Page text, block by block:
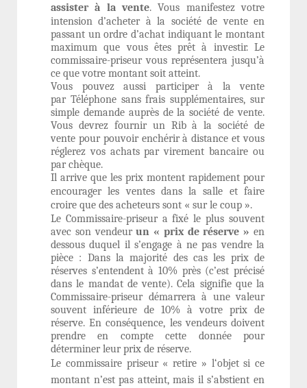
assister à la vente. Vous manifestez votre
intension d’acheter à la société de vente en
passant un ordre d’achat indiquant le montant
maximum que vous êtes prêt à investir. Le
commissaire-priseur vous représentera jusqu’à
ce que votre montant soit atteint.
Vous pouvez aussi participer à la vente
par Téléphonesans frais supplémentaires, sur
simple demande auprès de la société de vente.
Vous devrez fournir un Ribà la société de
vente pour pouvoir enchérir à distance et vous
réglerez vos achats par virement bancaire ou
par chèque.
Il arrive que les prix montent rapidement pour
encourager les ventes dans la salle et faire
croire que des acheteurs sont « sur le coup ».
Le Commissaire-priseur a fixé le plus souvent
avec son vendeurun « prix de réserve » en
dessous duquel il s’engage à ne pas vendre la
pièce : Dans la majorité des cas les prix de
réserves s’entendent à 10% près (c’est précisé
dans le mandat de vente). Cela signifie que la
Commissaire-priseur démarrera à une valeur
souvent inférieure de 10% à votre prix de
réserve. En conséquence, les vendeurs doivent
prendre en compte cette donnée pour
déterminer leur prix de réserve.
Le commissaire priseur « retire » l‘objet si ce
montant n’est pas atteint, mais il s’abstient en